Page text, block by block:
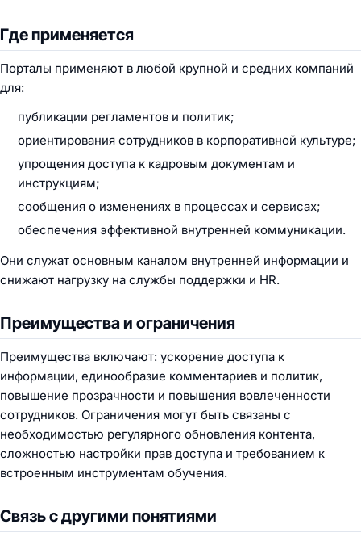
Где применяется
Порталы применяют в любой крупной и средних компаний
для:
публикации регламентов и политик;
ориентирования сотрудников в корпоративной культуре;
упрощения доступа к кадровым документам и
инструкциям;
сообщения о изменениях в процессах и сервисах;
обеспечения эффективной внутренней коммуникации.
Они служат основным каналом внутренней информации и
снижают нагрузку на службы поддержки и HR.
Преимущества и ограничения
Преимущества включают: ускорение доступа к
информации, единообразие комментариев и политик,
повышение прозрачности и повышения вовлеченности
сотрудников. Ограничения могут быть связаны с
необходимостью регулярного обновления контента,
сложностью настройки прав доступа и требованием к
встроенным инструментам обучения.
Связь с другими понятиями